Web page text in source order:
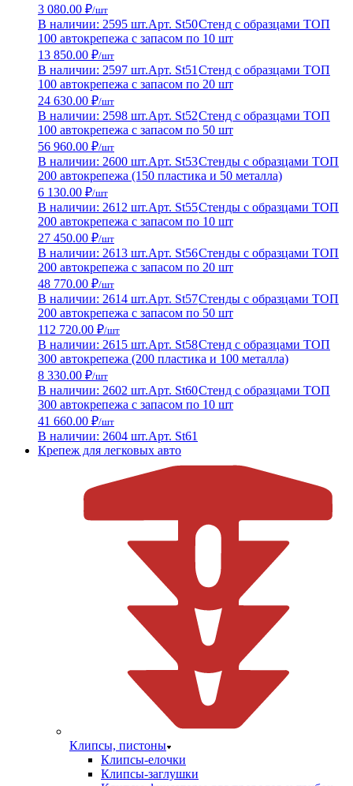
3 080.00 ₽/шт
В наличии: 2595 шт.Арт. St50Стенд с образцами ТОП
100 автокрепежа с запасом по 10 шт
13 850.00 ₽/шт
В наличии: 2597 шт.Арт. St51 Стенд с образцами ТОП
100 автокрепежа с запасом по 20 шт
24 630.00 ₽/шт
В наличии: 2598 шт.Арт. St52Стенд с образцами ТОП
100 автокрепежа с запасом по 50 шт
56 960.00 ₽/шт
В наличии: 2600 шт.Арт. St53Стенды с образцами ТОП
200 автокрепежа (150 пластика и 50 металла)
6 130.00 ₽/шт
В наличии: 2612 шт.Арт. St55Стенды с образцами ТОП
200 автокрепежа с запасом по 10 шт
27 450.00 ₽/шт
В наличии: 2613 шт.Арт. St56Стенды с образцами ТОП
200 автокрепежа с запасом по 20 шт
48 770.00 ₽/шт
В наличии: 2614 шт.Арт. St57Стенды с образцами ТОП
200 автокрепежа с запасом по 50 шт
112 720.00 ₽/шт
В наличии: 2615 шт.Арт. St58Стенд с образцами ТОП
300 автокрепежа (200 пластика и 100 металла)
8 330.00 ₽/шт
В наличии: 2602 шт.Арт. St60Стенд с образцами ТОП
300 автокрепежа с запасом по 10 шт
41 660.00 ₽/шт
В наличии: 2604 шт.Арт. St61
Крепеж для легковых авто
Клипсы, пистоны
Клипсы-елочки
Клипсы-заглушки